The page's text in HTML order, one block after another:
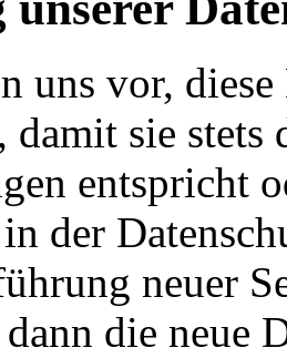
uns vor,
damit sie
entspricht
der
neuer
die neue